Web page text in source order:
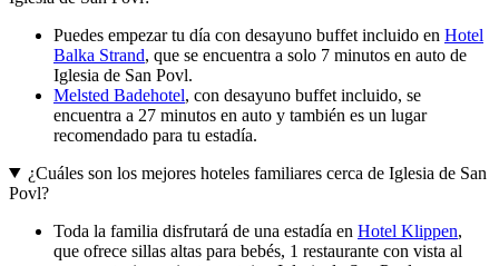
Puedes empezar tu día con desayuno buffet incluido en Hotel
Balka Strand, que se encuentra a solo 7 minutos en auto de
Iglesia de San Povl.
Melsted Badehotel, con desayuno buffet incluido, se
encuentra a 27 minutos en auto y también es un lugar
recomendado para tu estadía.
¿Cuáles son los mejores hoteles familiares cerca de Iglesia de San
Povl?
Toda la familia disfrutará de una estadía en Hotel Klippen,
que ofrece sillas altas para bebés, 1 restaurante con vista al